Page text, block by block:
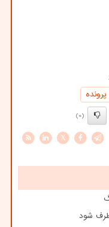
پرونده
(0)
X
شود